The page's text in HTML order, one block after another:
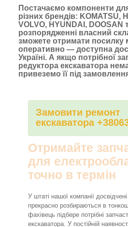
Постачаємо компоненти
різних брендів: KOMATSU,
VOLVO, HYUNDAI, DOOSAN
розпорядженні власний
зможете отримати посилку
оперативно — доступна
Україні. А якщо потрібної
редуктора екскаватора
привеземо її під
Замовити ремонт
екскаватора
Отримайте
для
точно в термін
У штаті нашої компанії досвідчені
прекрасно розбираються в
фахівець підбере потрібні
екскаватора. У постійній